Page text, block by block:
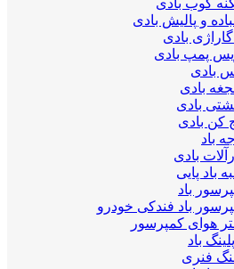
کوب بادی
و پالیش بادی
بادی
پمپ بادی
بادی
بادی
بادی
کن بادی
باد
بادی
باد پایی
باد
باد فندکی خودرو
هوای کمپرسور
باد
فنری